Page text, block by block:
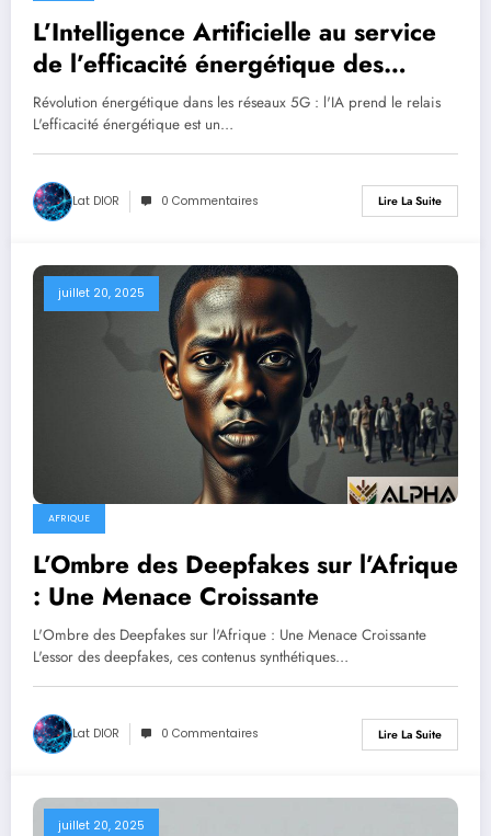
L’Intelligence Artificielle au service
de l’efficacité énergétique des
réseaux 5G et au-delà : Étude de cas
DeepRx
Révolution énergétique dans les réseaux 5G : l'IA prend le relais
L'efficacité énergétique est un…
Lat DIOR 0 Commentaires Lire La Suite
juillet 20, 2025
AFRIQUE
L’Ombre des Deepfakes sur l’Afrique
: Une Menace Croissante
L'Ombre des Deepfakes sur l'Afrique : Une Menace Croissante
L'essor des deepfakes, ces contenus synthétiques…
Lat DIOR 0 Commentaires Lire La Suite
juillet 20, 2025